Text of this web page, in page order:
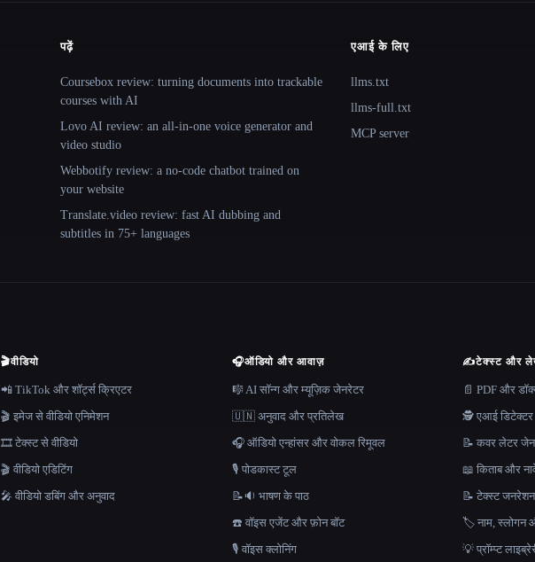
पढ़ें
Coursebox review: turning documents into trackable
courses with AI
Lovo AI review: an all-in-one voice generator and
video studio
Webbotify review: a no-code chatbot trained on
your website
Translate.video review: fast AI dubbing and
subtitles in 75+ languages
एआई के लिए
llms.txt
llms-full.txt
MCP server
🎬वीडियो
📲 TikTok और शॉर्ट्स क्रिएटर
🎬 इमेज से वीडियो एनिमेशन
🎞️ टेक्स्ट से वीडियो
🎬 वीडियो एडिटिंग
🎤 वीडियो डबिंग और अनुवाद
🎧ऑडियो और आवाज़
🎼 AI सॉन्ग और म्यूज़िक जेनरेटर
🇺🇳 अनुवाद और प्रतिलेख
🎧 ऑडियो एन्हांसर और वोकल रिमूवल
🎙️ पोडकास्ट टूल
📝🔉 भाषण के पाठ
☎️ वॉइस एजेंट और फ़ोन बॉट
🎙️ वॉइस क्लोनिंग
✍️टेक्स्ट और
📄 PDF और
🕵️ एआई डिटेक्टर
📝 कवर लेटर
📖 किताब और
📝 टेक्स्ट जनरेशन
🏷️ नाम, स्लोगन
💡 प्रॉम्प्ट